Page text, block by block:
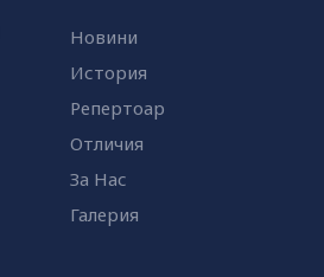
Новини
История
Репертоар
Отличия
За Нас
Галерия